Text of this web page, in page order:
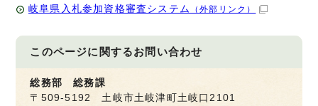
岐阜県入札参加資格審査システム （外部リンク）
このページに関するお問い合わせ
総務部 総務課
〒509-5192 土岐市土岐津町土岐口2101